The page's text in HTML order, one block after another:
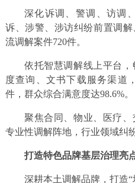
深化诉调、警调、访调
诉、涉警、涉访纠纷前置调
流调解案件720件。
依托智慧调解线上平台
度查询、文书下载服务渠道
件，群众综合满意度达98.6%。
聚焦合同、物业、医疗
专业性调解阵地，行业领域纠
打造特色品牌基层治理亮
深耕本土调解品牌，打造